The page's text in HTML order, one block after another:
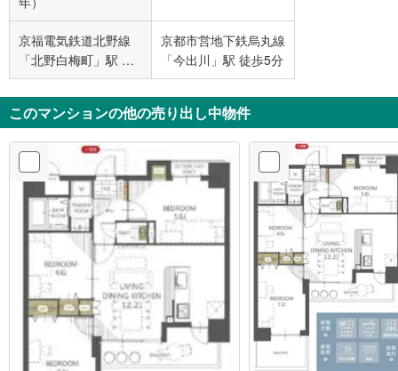
京福電気鉄道北野線
「北野白梅町」駅 徒
歩17分
京都市営地下鉄烏丸線
「今出川」駅 徒歩5分
このマンションの他の売り出し中物件